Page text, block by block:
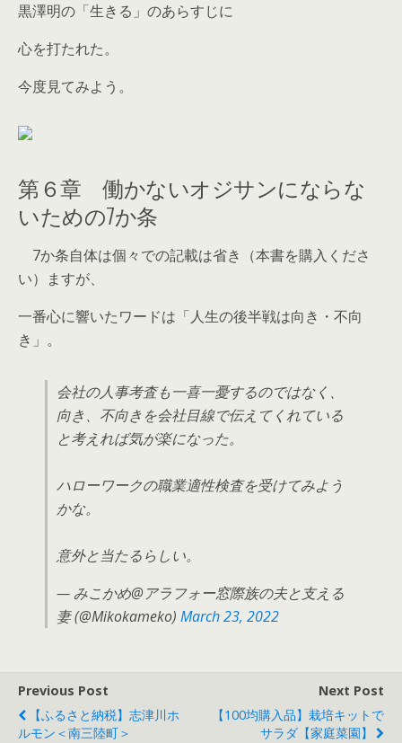
黒澤明の「生きる」のあらすじに
心を打たれた。
今度見てみよう。
第６章 働かないオジサンにならな
いための7か条
7か条自体は個々での記載は省き（本書を購入くださ
い）ますが、
一番心に響いたワードは「人生の後半戦は向き・不向
き」。
会社の人事考査も一喜一憂するのではなく、
向き、不向きを会社目線で伝えてくれている
と考えれば気が楽になった。
ハローワークの職業適性検査を受けてみよう
かな。
意外と当たるらしい。
— みこかめ@アラフォー窓際族の夫と支える
妻 (@Mikokameko) March 23, 2022
Previous Post
【ふるさと納税】志津川ホ
ルモン＜南三陸町＞
Next Post
【100均購入品】栽培キットで
サラダ【家庭菜園】